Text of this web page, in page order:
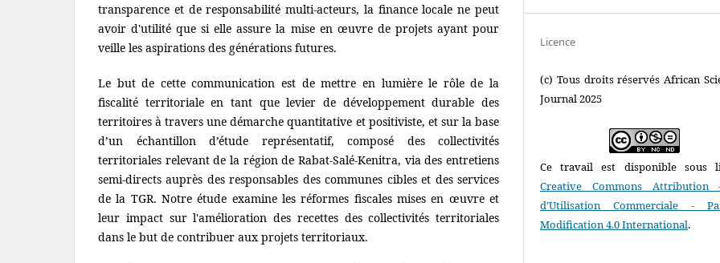
transparence et de responsabilité multi-acteurs, la finance locale ne peut
avoir d'utilité que si elle assure la mise en œuvre de projets ayant pour
veille les aspirations des générations futures.
Le but de cette communication est de mettre en lumière le rôle de la
fiscalité territoriale en tant que levier de développement durable des
territoires à travers une démarche quantitative et positiviste, et sur la base
d’un échantillon d’étude représentatif, composé des collectivités
territoriales relevant de la région de Rabat-Salé-Kenitra, via des entretiens
semi-directs auprès des responsables des communes cibles et des services
de la TGR. Notre étude examine les réformes fiscales mises en œuvre et
leur impact sur l'amélioration des recettes des collectivités territoriales
dans le but de contribuer aux projets territoriaux.
Licence
(c) Tous droits réservés African
Journal 2025
Ce travail est disponible sous
Creative Commons Attribution
d'Utilisation Commerciale -
Modification 4.0 International.